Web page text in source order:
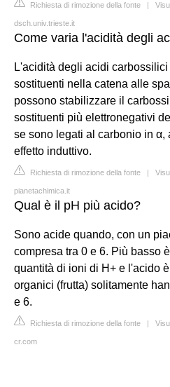
Richiesta di rimozione della fonte |
dsch.univ.trieste.it
Come varia l'acidità degli
L'acidità degli acidi
sostituenti nella catena alle
possono stabilizzare il
sostituenti più elettronegativi
se sono legati al carbonio in α,
effetto induttivo.
Richiesta di rimozione della fonte |
pianetachimica.it
Qual è il pH più acido?
Sono acide quando, con un
compresa tra 0 e 6. Più basso
quantità di ioni di H+ e l'acido
organici (frutta) solitamente
e 6.
Richiesta di rimozione della fonte |
cr.com